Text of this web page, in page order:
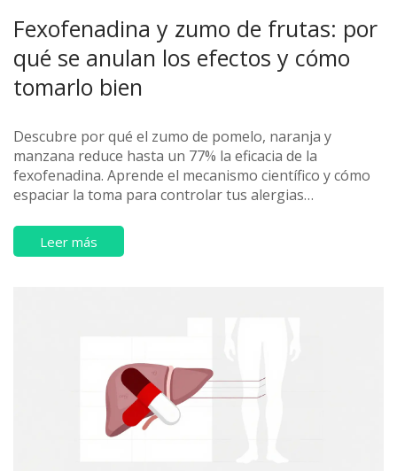
Fexofenadina y zumo de frutas: por
qué se anulan los efectos y cómo
tomarlo bien
Descubre por qué el zumo de pomelo, naranja y
manzana reduce hasta un 77% la eficacia de la
fexofenadina. Aprende el mecanismo científico y cómo
espaciar la toma para controlar tus alergias
Leer más